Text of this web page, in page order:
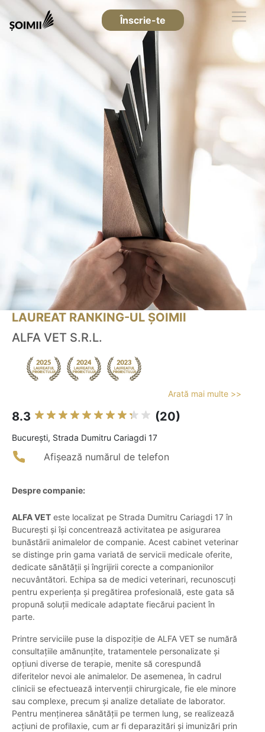
Înscrie-te
LAUREAT RANKING-UL ȘOIMII
ALFA VET S.R.L.
Arată mai multe >>
8.3 (20)
Bucureşti, Strada Dumitru Cariagdi 17
Afișează numărul de telefon
Despre companie:
ALFA VET este localizat pe Strada Dumitru Cariagdi 17 în
București și își concentrează activitatea pe asigurarea
bunăstării animalelor de companie. Acest cabinet veterinar
se distinge prin gama variată de servicii medicale oferite,
dedicate sănătății și îngrijirii corecte a companionilor
necuvântători. Echipa sa de medici veterinari, recunoscuți
pentru experiența și pregătirea profesională, este gata să
propună soluții medicale adaptate fiecărui pacient în
parte.
Printre serviciile puse la dispoziție de ALFA VET se numără
consultațiile amănunțite, tratamentele personalizate și
opțiuni diverse de terapie, menite să corespundă
diferitelor nevoi ale animalelor. De asemenea, în cadrul
clinicii se efectuează intervenții chirurgicale, fie ele minore
sau complexe, precum și analize detaliate de laborator.
Pentru menținerea sănătății pe termen lung, se realizează
acțiuni de profilaxie, cum ar fi deparazitări și imunizări prin